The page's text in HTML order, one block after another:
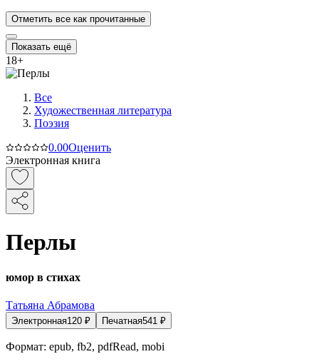
Отметить все как прочитанные
Показать ещё
18+
Все
Художественная литература
Поэзия
0.00Оценить
Электронная книга
Перлы
юмор в стихах
Татьяна Абрамова
Электронная120 ₽ Печатная541 ₽
Формат: epub, fb2, pdfRead, mobi